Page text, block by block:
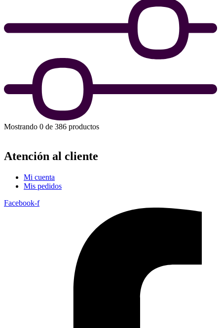
Mostrando 0 de 386 productos
Atención al cliente
Mi cuenta
Mis pedidos
Facebook-f